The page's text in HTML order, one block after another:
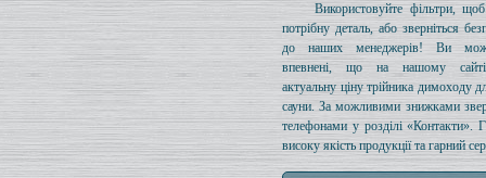
Використовуйте фільтри, щоб
потрібну деталь, або зверніться
до наших менеджерів! Ви
впевнені, що на нашому
актуальну ціну трійника димоходу
сауни. За можливими знижками
телефонами у розділі «Контакти».
високу якість продукції та гарний